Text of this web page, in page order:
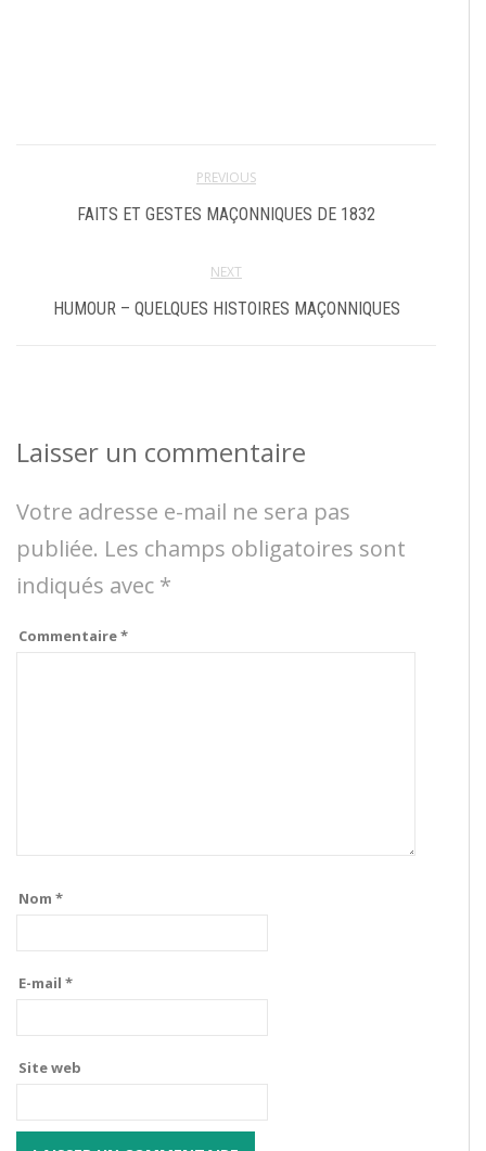
PREVIOUS
FAITS ET GESTES MAÇONNIQUES DE 1832
NEXT
HUMOUR – QUELQUES HISTOIRES MAÇONNIQUES
Laisser un commentaire
Votre adresse e-mail ne sera pas
publiée. Les champs obligatoires sont
indiqués avec *
Commentaire*
Nom *
E-mail *
Site web